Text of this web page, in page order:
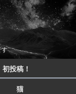
す
初投稿！
猫